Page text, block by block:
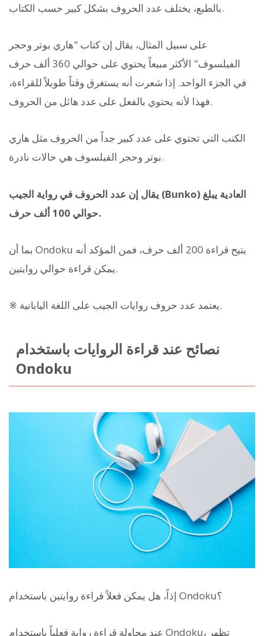
بالطبع، يختلف عدد الحروف بشكل كبير حسب الكتاب.
على سبيل المثال، يقال إن كتاب "هاري بوتر وحجر
الفيلسوف" الأكثر مبيعاً يحتوي على حوالي 360 ألف حرف
في الجزء الواحد. إذا شعرت أنه يستغرق وقتاً طويلاً للقراءة،
فهذا لأنه يحتوي بالفعل على عدد هائل من الحروف.
الكتب التي تحتوي على عدد كبير جداً من الحروف مثل هاري
بوتر وحجر الفيلسوف هي حالات نادرة.
يقال إن عدد الحروف في رواية الجيب (Bunko) العادية يبلغ
حوالي 100 ألف حرف.
بما أن Ondoku يتيح قراءة 200 ألف حرف، فمن المؤكد أنه
يمكن قراءة حوالي روايتين.
※ يعتمد عدد حروف روايات الجيب على اللغة اليابانية.
نصائح عند قراءة الروايات باستخدام
Ondoku
إذاً، هل يمكن فعلاً قراءة روايتين باستخدام Ondoku؟
عند محاولة قراءة رواية فعلياً باستخدام Ondoku، تظهر